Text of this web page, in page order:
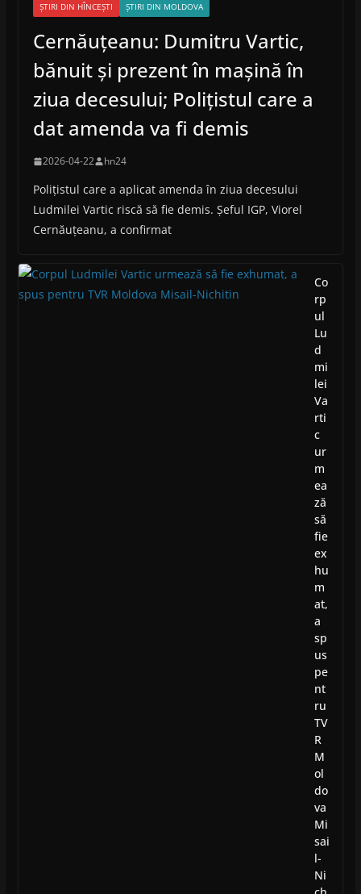
ȘTIRI DIN HÎNCEȘTI ȘTIRI DIN MOLDOVA
Cernăuțeanu: Dumitru Vartic,
bănuit și prezent în mașină în
ziua decesului; Polițistul care a
dat amenda va fi demis
2026-04-22 hn24
Polițistul care a aplicat amenda în ziua decesului
Ludmilei Vartic riscă să fie demis. Șeful IGP, Viorel
Cernăuțeanu, a confirmat
Co
rp
ul
Lu
d
mi
lei
Va
rti
c
ur
m
ea
ză
să
fie
ex
hu
m
at,
a
sp
us
pe
nt
ru
TV
R
M
ol
do
va
Mi
sai
l-
Ni